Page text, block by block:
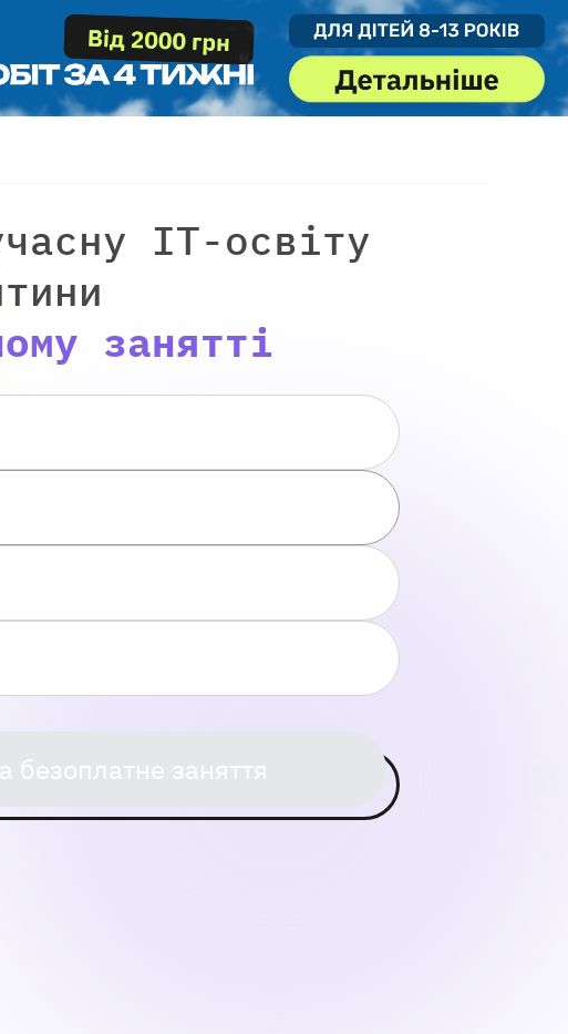
IT-освіту
занятті
безоплатне заняття